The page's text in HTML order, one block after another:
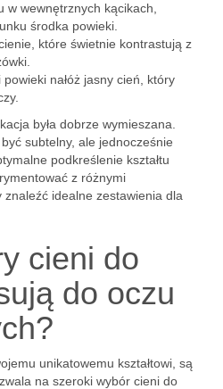
w wewnętrznych kącikach,
środka powieki.
które świetnie kontrastują z
nałóż jasny cień, który
była dobrze wymieszana.
subtelny, ale jednocześnie
podkreślenie kształtu
z różnymi
idealne zestawienia dla
cieni do
do oczu
unikatowemu kształtowi, są
na szeroki wybór cieni do